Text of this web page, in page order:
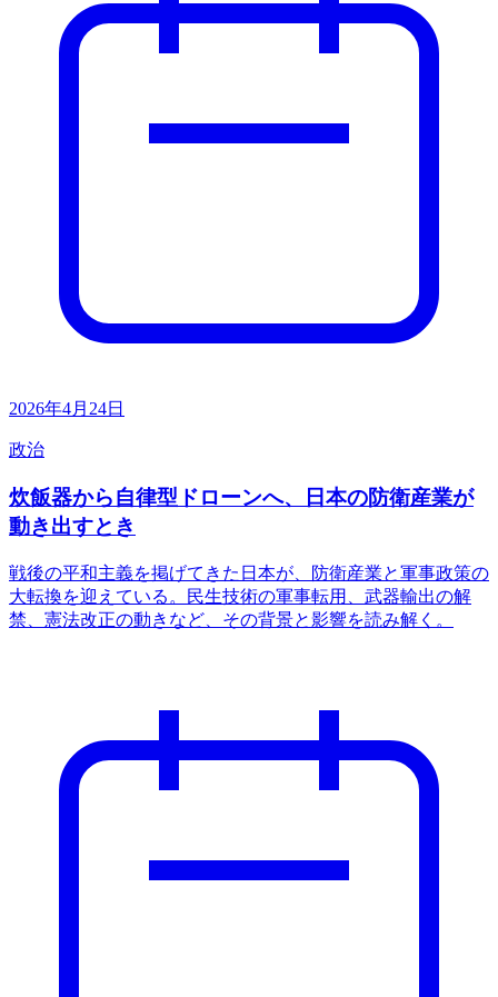
2026年4月24日
政治
炊飯器から自律型ドローンへ、日本の防衛産業が
動き出すとき
戦後の平和主義を掲げてきた日本が、防衛産業と軍事政策の
大転換を迎えている。民生技術の軍事転用、武器輸出の解
禁、憲法改正の動きなど、その背景と影響を読み解く。